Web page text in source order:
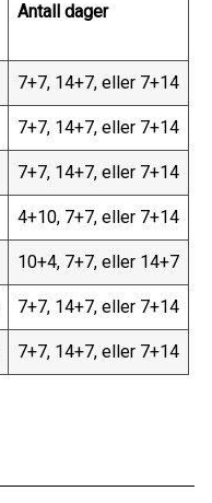
Antall dager
7+7, 14+7, eller 7+14
7+7, 14+7, eller 7+14
7+7, 14+7, eller 7+14
4+10, 7+7, eller 7+14
10+4, 7+7, eller 14+7
7+7, 14+7, eller 7+14
7+7, 14+7, eller 7+14